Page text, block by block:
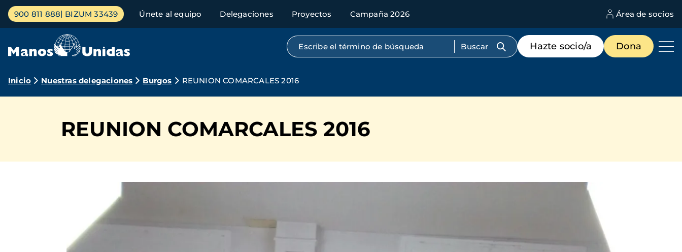
Pasar
contenido
Menú
principal
900 811 888 BIZUM 33439 Únete al equipo Delegaciones Proyectos Campaña 2026 Área de socios
Búsqueda por texto completo
Menú
de
destacados
Hazte socio/a Dona
Ruta
navegación
Inicio Nuestras delegaciones Burgos REUNION COMARCALES 2016
REUNION COMARCALES 2016